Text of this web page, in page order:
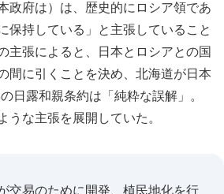
政府は）は、歴史的にロシア領であ
保持している」と主張していること
主張によると、日本とロシアとの国
間に引くことを決め、北海道が日本
日露和親条約は「純粋な誤解」。
うな主張を展開していた。
交易のために開発、植民地化を行